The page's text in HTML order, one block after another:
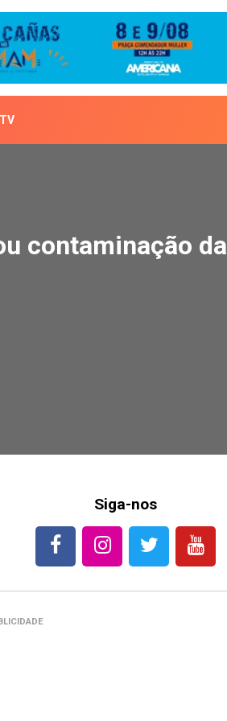
TV
contaminação da
Siga-nos